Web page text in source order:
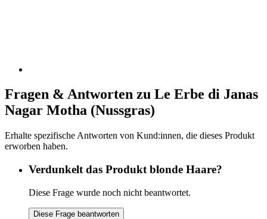
Fragen & Antworten zu Le Erbe di Janas
Nagar Motha (Nussgras)
Erhalte spezifische Antworten von Kund:innen, die dieses Produkt
erworben haben.
Verdunkelt das Produkt blonde Haare?
Diese Frage wurde noch nicht beantwortet.
Diese Frage beantworten